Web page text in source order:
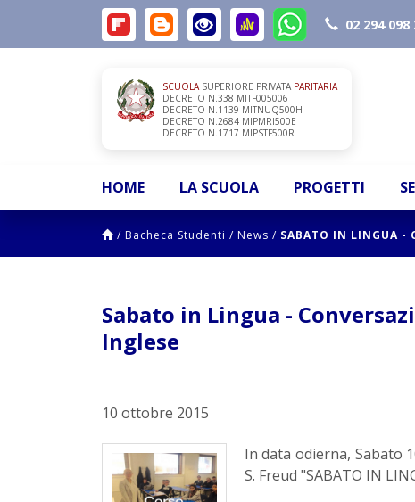
02 294 098
SCUOLASUPERIORE PRIVATA PARITARIA
DECRETO N.338 MITF005006
DECRETO N.1139 MITNUQ500H
DECRETO N.2684 MIPMRI500E
DECRETO N.1717 MIPSTF500R
HOME LA SCUOLA PROGETTI
/ Bacheca Studenti / News / SABATO IN LINGUA -
Sabato in Lingua -
Inglese
10 ottobre 2015
In data odierna, Sabato
S. Freud "SABATO IN